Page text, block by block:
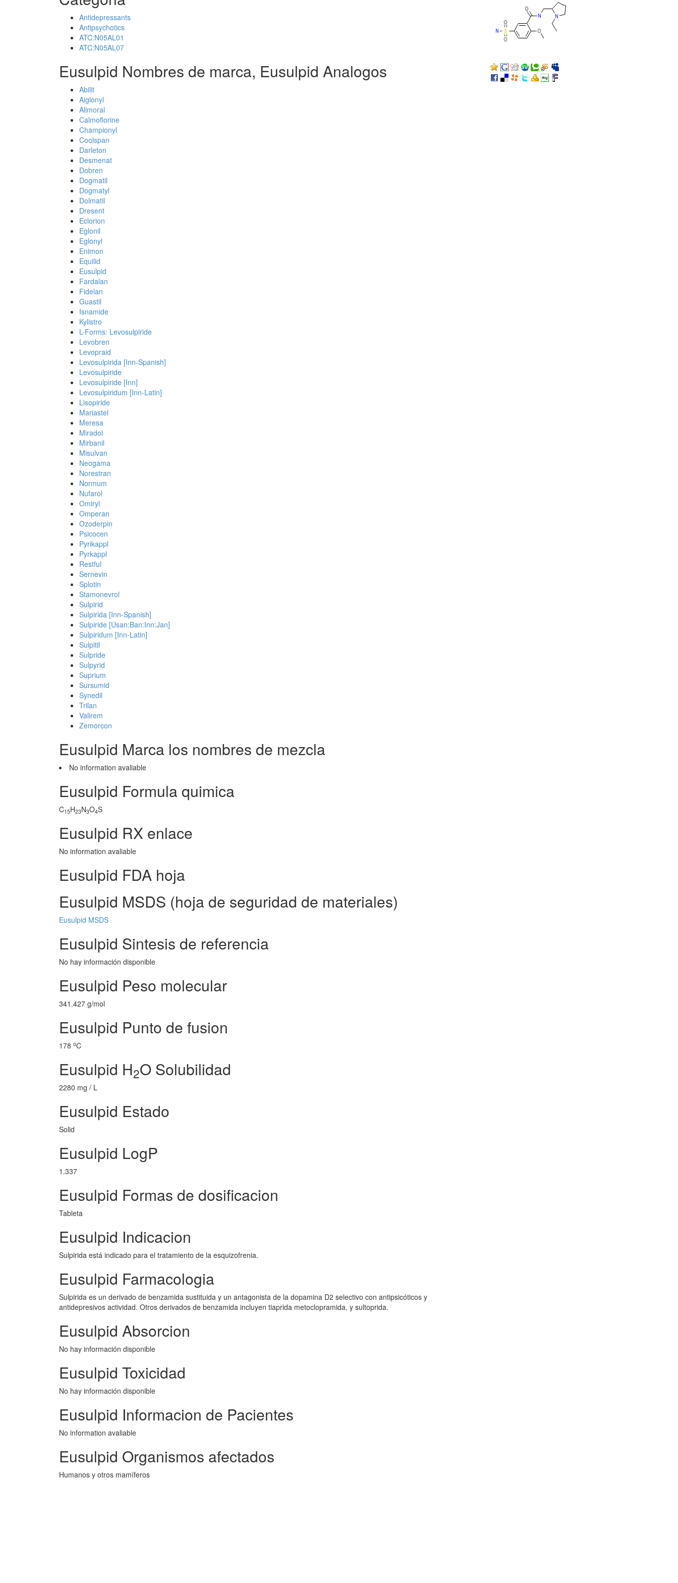
Antidepressants
Antipsychotics
ATC:N05AL01
ATC:N05AL07
Eusulpid Nombres de marca, Eusulpid Analogos
Abilit
Aiglonyl
Alimoral
Calmoflorine
Championyl
Coolspan
Darleton
Desmenat
Dobren
Dogmatil
Dogmatyl
Dolmatil
Dresent
Eclorion
Eglonil
Eglonyl
Enimon
Equilid
Eusulpid
Fardalan
Fidelan
Guastil
Isnamide
Kylistro
L-Forms: Levosulpiride
Levobren
Levopraid
Levosulpirida [Inn-Spanish]
Levosulpiride
Levosulpiride [Inn]
Levosulpiridum [Inn-Latin]
Lisopiride
Mariastel
Meresa
Miradol
Mirbanil
Misulvan
Neogama
Norestran
Normum
Nufarol
Omiryl
Omperan
Ozoderpin
Psicocen
Pyrikappl
Pyrkappl
Restful
Sernevin
Splotin
Stamonevrol
Sulpirid
Sulpirida [Inn-Spanish]
Sulpiride [Usan:Ban:Inn:Jan]
Sulpiridum [Inn-Latin]
Sulpitil
Sulpride
Sulpyrid
Suprium
Sursumid
Synedil
Trilan
Valirem
Zemorcon
Eusulpid Marca los nombres de mezcla
No information avaliable
Eusulpid Formula quimica
C15H23N3O4S
Eusulpid RX enlace
No information avaliable
Eusulpid FDA hoja
Eusulpid MSDS (hoja de seguridad de materiales)
Eusulpid MSDS
Eusulpid Sintesis de referencia
No hay información disponible
Eusulpid Peso molecular
341.427 g/mol
Eusulpid Punto de fusion
178 oC
Eusulpid H2O Solubilidad
2280 mg / L
Eusulpid Estado
Solid
Eusulpid LogP
1.337
Eusulpid Formas de dosificacion
Tableta
Eusulpid Indicacion
Sulpirida está indicado para el tratamiento de la esquizofrenia.
Eusulpid Farmacologia
Sulpirida es un derivado de benzamida sustituida y un antagonista de la dopamina D2 selectivo con antipsicóticos y
antidepresivos actividad. Otros derivados de benzamida incluyen tiaprida metoclopramida, y sultoprida.
Eusulpid Absorcion
No hay información disponible
Eusulpid Toxicidad
No hay información disponible
Eusulpid Informacion de Pacientes
No information avaliable
Eusulpid Organismos afectados
Humanos y otros mamíferos